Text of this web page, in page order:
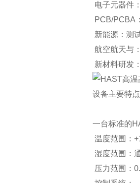
电子元器件
PCB/PCBA
新能源：测
航空航天与
新材料研发
设备主要特
一台标准的
温度范围：
湿度范围：
压力范围：